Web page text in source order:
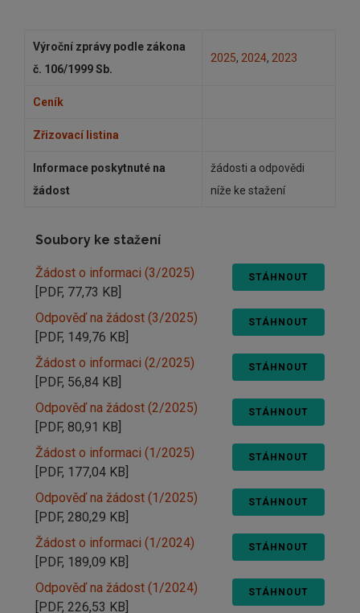
Výroční zprávy podle zákona
č. 106/1999 Sb.
2025, 2024, 2023
Ceník
Zřizovací listina
Informace poskytnuté na
žádost
žádosti a odpovědi
níže ke stažení
Soubory ke stažení
Žádost o informaci (3/2025)
[PDF, 77,73 KB]
STÁHNOUT
Odpověď na žádost (3/2025)
[PDF, 149,76 KB]
STÁHNOUT
Žádost o informaci (2/2025)
[PDF, 56,84 KB]
STÁHNOUT
Odpověď na žádost (2/2025)
[PDF, 80,91 KB]
STÁHNOUT
Žádost o informaci (1/2025)
[PDF, 177,04 KB]
STÁHNOUT
Odpověď na žádost (1/2025)
[PDF, 280,29 KB]
STÁHNOUT
Žádost o informaci (1/2024)
[PDF, 189,09 KB]
STÁHNOUT
Odpověď na žádost (1/2024)
[PDF, 226,53 KB]
STÁHNOUT